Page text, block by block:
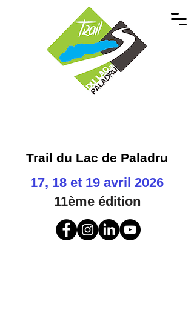
17, 18 et 19 avril 2026
11èmeédition
Trail du Lac de Paladru